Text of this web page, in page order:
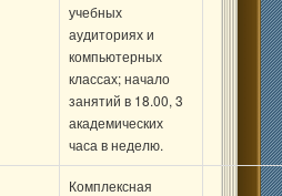
учебных
аудиториях и
компьютерных
классах; начало
занятий в 18.00, 3
академических
часа в неделю.
Комплексная